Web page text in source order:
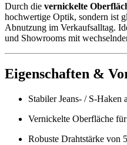
Durch die vernickelte
hochwertige Optik, sondern ist
Abnutzung im Verkaufsalltag.
und Showrooms mit
Eigenschaften &
Stabiler Jeans- / S-Haken
Vernickelte Oberfläche
Robuste Drahtstärke von